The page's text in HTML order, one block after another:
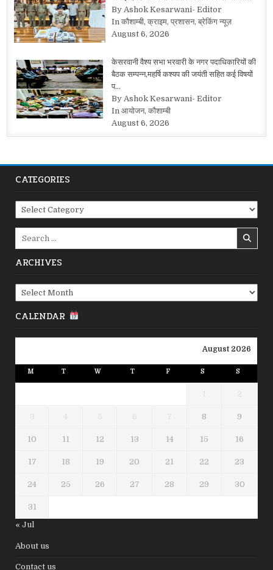
By Ashok Kesarwani- Editor
In कौशाम्बी, क्राइम, प्रशासन, ब्रेकिंग न्यूज़
August 6, 2026
केसरवानी वैश्य सभा भरवारी के नगर पदाधिकारियों की
बैठक सम्पन्न,महर्षि कश्यप की जयंती सहित कई विषयों
प…
By Ashok Kesarwani- Editor
In आयोजन, कौशाम्बी
August 6, 2026
CATEGORIES
Categories
ARCHIVES
Archives
CALENDAR
August 2026
M T W T F S S
1 2
3 4 5 6 7 8 9
10 11 12 13 14 15 16
17 18 19 20 21 22 23
24 25 26 27 28 29 30
31
« Jul
About us
Contact us